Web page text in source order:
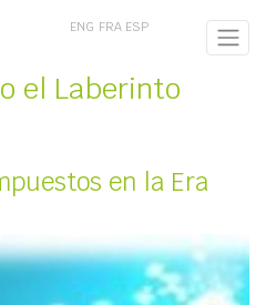
ENG FRA ESP
el Laberinto
en la Era